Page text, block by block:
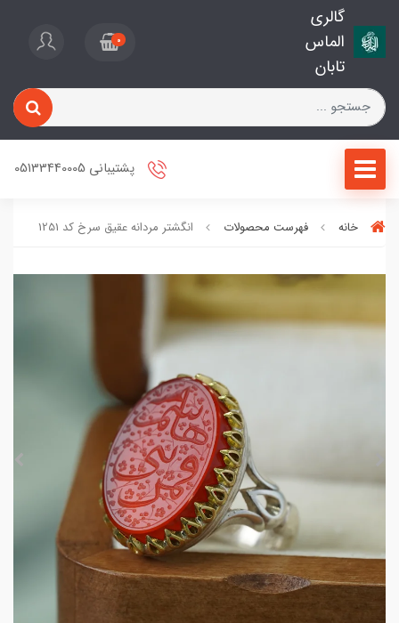
گالری
الماس
تابان
0
پشتیبانی 05133440005
خانه فهرست محصولات انگشتر مردانه عقیق سرخ کد 1251